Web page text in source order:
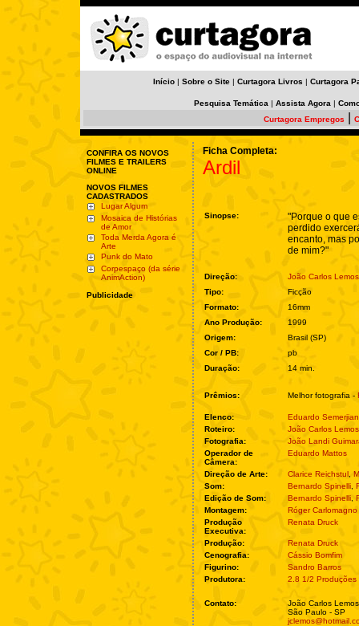
Início | Sobre o Site | Curtagora Livros | Curtagora
Pesquisa Temática | Assista Agora |
Curtagora Empregos
CONFIRA OS NOVOS
FILMES E TRAILERS
ONLINE
NOVOS FILMES
CADASTRADOS
Lugar Algum
Mosaica de Histórias
de Amor
Toda Merda Agora é
Arte
Punk do Mato
Corpespaço (da série
AnimAction)
Publicidade
Ficha Completa:
Ardil
Sinopse:
"Porque o que
perdido
encanto, mas
de mim?"
Direção:
João Carlos Lemos
Tipo:
Ficção
Formato:
16mm
Ano Produção:
1999
Origem:
Brasil (SP)
Cor / PB:
pb
Duração:
14 min.
Prêmios: Melhor fotografia -
Elenco:
Eduardo Semerjian
Roteiro:
João Carlos Lemos
Fotografia:
João Landi
Operador de
Câmera:
Eduardo Mattos
Direção de Arte: Clarice Reichstul
Som:
Bernardo Spinelli
Edição de Som:
Bernardo Spinelli
Montagem:
Róger Carlomagno
Produção
Executiva:
Renata Druck
Produção:
Renata Druck
Cenografia:
Cássio Bomfim
Figurino:
Sandro Barros
Produtora:
2.8 1/2 Produções
Contato:
João Carlos
São Paulo - SP